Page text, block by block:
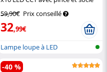
59,90€ Prix conseillé
32,99€
Lampe loupe à LED
-40 %